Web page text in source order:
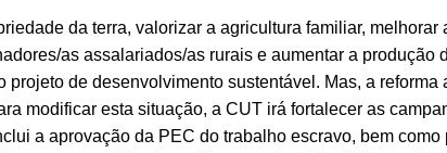
da terra, valorizar a agricultura familiar, melhorar
as assalariados/as rurais e aumentar a produção
de desenvolvimento sustentável. Mas, a reforma
modificar esta situação, a CUT irá fortalecer as
a aprovação da PEC do trabalho escravo, bem como